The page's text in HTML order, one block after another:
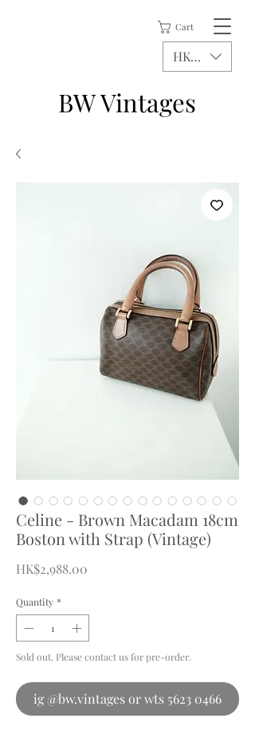
Cart
BW Vintages
HKD (HK$)
Celine - Brown Macadam 18cm
Boston with Strap (Vintage)
HK$2,988.00
Quantity *
Sold out. Please contact us for pre-order.
ig @bw.vintages or wts 5623 0466